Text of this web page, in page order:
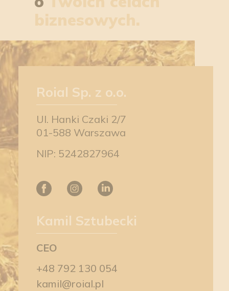
biznesowych.
Roial Sp. z o.o.
Ul. Hanki Czaki 2/7
01-588 Warszawa
NIP: 5242827964
Kamil Sztubecki
CEO
+48 792 130 054
kamil@roial.pl